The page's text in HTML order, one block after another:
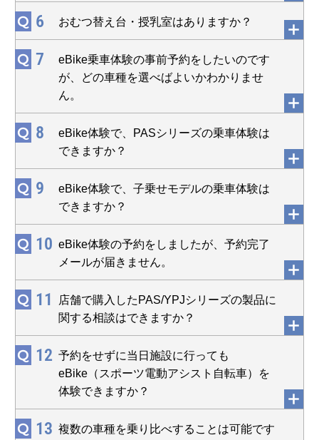
Q 6 おむつ替え台・授乳室はありますか？
Q 7
eBike乗車体験の事前予約をしたいのです
が、どの車種を選べばよいかわかりませ
ん。
Q 8
eBike体験で、PASシリーズの乗車体験は
できますか？
Q 9
eBike体験で、子乗せモデルの乗車体験は
できますか？
Q 10 eBike体験の予約をしましたが、予約完了
メールが届きません。
Q 11
店舗で購入したPAS/YPJシリーズの製品に
関する相談はできますか？
Q 12 予約をせずに当日施設に行っても
eBike（スポーツ電動アシスト自転車）を
体験できますか？
Q 13 複数の車種を乗り比べすることは可能です